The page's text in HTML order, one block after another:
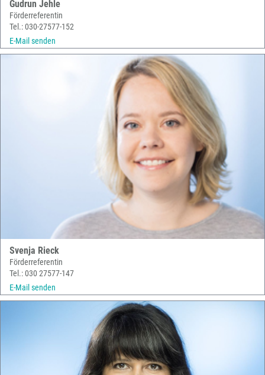
Gudrun Jehle
Förderreferentin
Tel.: 030-27577-152
E-Mail senden
Svenja Rieck
Förderreferentin
Tel.: 030 27577-147
E-Mail senden